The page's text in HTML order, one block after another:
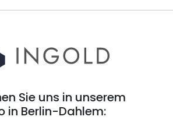
Sie uns in unserem
in Berlin-Dahlem: